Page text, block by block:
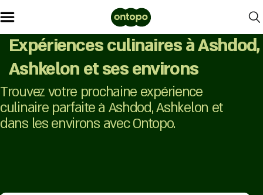
Expériences culinaires à Ashdod,
Ashkelon et ses environs
Trouvez votre prochaine expérience
culinaire parfaite à Ashdod, Ashkelon et
dans les environs avec Ontopo.